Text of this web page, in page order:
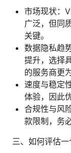
市场现状：
广泛，但同
关键。
数据隐私趋
提升，选择
的服务商更
速度与稳定
体验，因此
合规性与风
款限制，务
三、如何评估